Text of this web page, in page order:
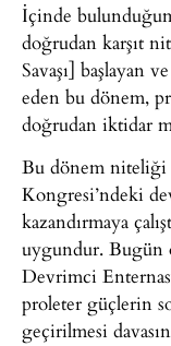
İçinde
doğrudan karşıt
Savaşı] başlayan
eden bu dönem,
doğrudan iktidar
Bu dönem niteliği
Kongresi’ndeki
kazandırmaya
uygundur. Bugün
Devrimci
proleter güçlerin
geçirilmesi